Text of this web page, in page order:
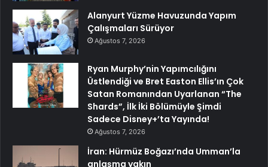
Alanyurt Yüzme Havuzunda Yapım
Çalışmaları Sürüyor
Ağustos 7, 2026
Ryan Murphy’nin Yapımcılığını
Üstlendiği ve Bret Easton Ellis’ın Çok
Satan Romanından Uyarlanan “The
Shards”, İlk İki Bölümüyle Şimdi
Sadece Disney+’ta Yayında!
Ağustos 7, 2026
İran: Hürmüz Boğazı’nda Umman’la
anlaşma yakın